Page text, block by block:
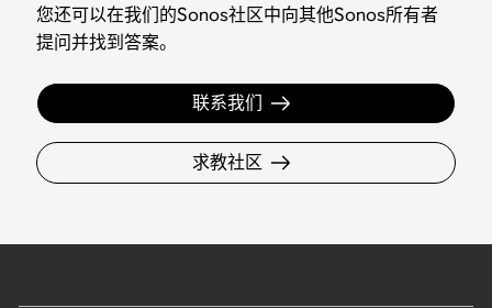
您还可以在我们的Sonos社区中向其他Sonos所有者
提问并找到答案。
联系我们
求教社区